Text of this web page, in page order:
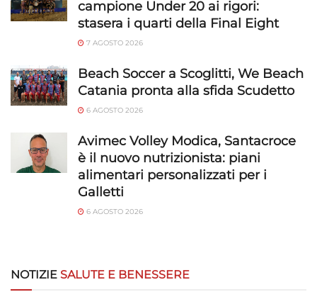
Riconoscere i dispositivi in base a informazioni
richieste attivamente.
Garantire la sicurezza, prevenire e
rilevare frodi, correggere errori, Erogare
e presentare pubblicità e contenuto,
Salvare e comunicare le scelte sulla
Sempre attivo
campione Under 20 ai rigori:
stasera i quarti della Final Eight
7 AGOSTO 2026
Beach Soccer a Scoglitti, We Beach
Catania pronta alla sfida Scudetto
6 AGOSTO 2026
Avimec Volley Modica, Santacroce
è il nuovo nutrizionista: piani
alimentari personalizzati per i
Galletti
6 AGOSTO 2026
NOTIZIE SALUTE E BENESSERE